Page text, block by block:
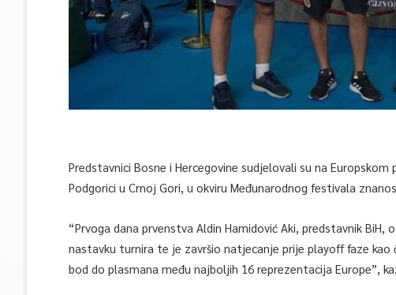
Predstavnici Bosne i Hercegovine sudjelovali su na
Podgorici u Crnoj Gori, u okviru Međunarodnog festivala
“Prvoga dana prvenstva Aldin Hamidović Aki, predstavnik
nastavku turnira te je završio natjecanje prije playoff faze
bod do plasmana među najboljih 16 reprezentacija Europe”,